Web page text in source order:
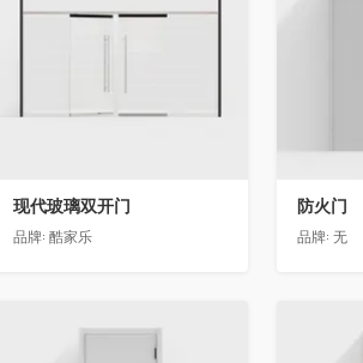
现代玻璃双开门
品牌:酷家乐
防火门
品牌:无
收藏